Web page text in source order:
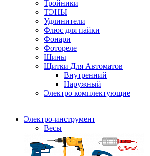
Тройники
ТЭНЫ
Удлинители
Флюс для пайки
Фонари
Фотореле
Шины
Щитки Для Автоматов
Внутренний
Наружный
Электро комплектующие
Электро-инструмент
Весы